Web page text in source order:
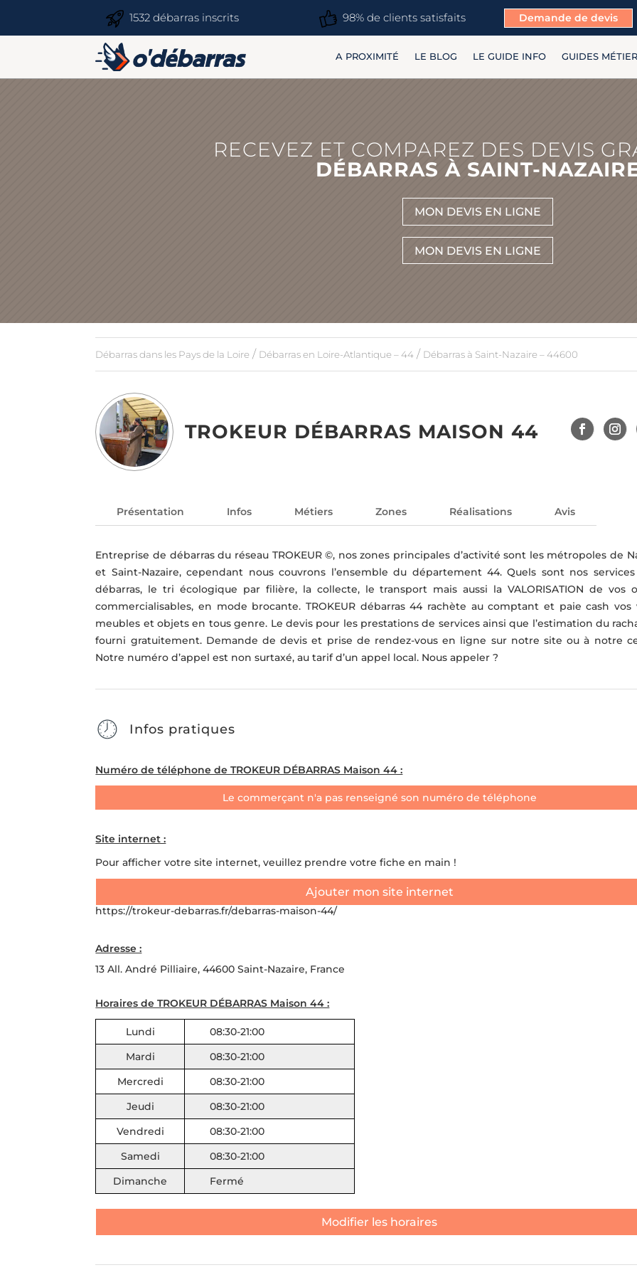
1532 débarras inscrits 98% de clients satisfaits Demande de devis
A PROXIMITÉ LE BLOG LE GUIDE INFO GUIDES MÉTIER
RECEVEZ ET COMPAREZ DES DEVIS
DÉBARRAS À SAINT-
MON DEVIS EN LIGNE
MON DEVIS EN LIGNE
Débarras dans les Pays de la Loire / Débarras en Loire-Atlantique – 44 / Débarras à Saint-Nazaire – 44600
TROKEUR DÉBARRAS MAISON 44
Présentation Infos Métiers Zones Réalisations Avis
Entreprise de débarras du réseau TROKEUR ©, nos zones principales d’activité sont les métropoles de
et Saint-Nazaire, cependant nous couvrons l’ensemble du département 44. Quels sont nos
débarras, le tri écologique par filière, la collecte, le transport mais aussi la VALORISATION de vos
commercialisables, en mode brocante. TROKEUR débarras 44 rachète au comptant et paie cash vos
meubles et objets en tous genre. Le devis pour les prestations de services ainsi que l’estimation du
fourni gratuitement. Demande de devis et prise de rendez-vous en ligne sur notre site ou à notre
Notre numéro d’appel est non surtaxé, au tarif d’un appel local. Nous appeler ?
Infos pratiques
Numéro de téléphone de TROKEUR DÉBARRAS Maison 44 :
Le commerçant n'a pas renseigné son numéro de téléphone
Site internet :
Pour afficher votre site internet, veuillez prendre votre fiche en main !
Ajouter mon site internet
https://trokeur-debarras.fr/debarras-maison-44/
Adresse :
13 All. André Pilliaire, 44600 Saint-Nazaire, France
Horaires de TROKEUR DÉBARRAS Maison 44 :
Lundi
08:30-21:00
Mardi
08:30-21:00
Mercredi
08:30-21:00
Jeudi
08:30-21:00
Vendredi
08:30-21:00
Samedi
08:30-21:00
Dimanche
Fermé
Modifier les horaires